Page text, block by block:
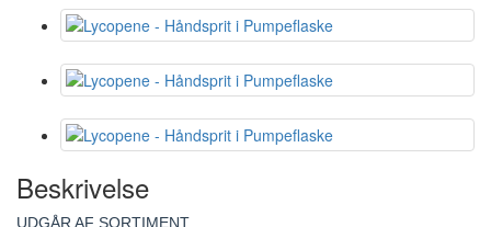
Beskrivelse
UDGÅR AF SORTIMENT